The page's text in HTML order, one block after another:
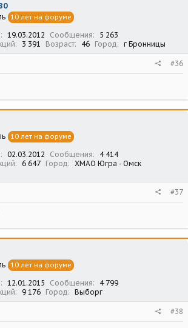
10 лет на форуме
19.03.2012 Сообщения
5 263
3 391 Возраст 46 Город г Бронницы
#36
10 лет на форуме
02.03.2012 Сообщения
4 414
6 647 Город
ХМАО Югра - Омск
#37
10 лет на форуме
12.01.2015 Сообщения
4 799
9 176 Город Выборг
#38